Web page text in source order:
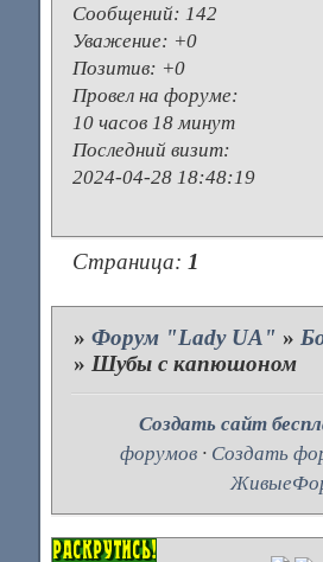
Сообщений: 142
Уважение: +0
Позитив: +0
Провел на форуме:
10 часов 18 минут
Последний визит:
2024-04-28 18:48:19
Страница: 1
»Форум "Lady UA" »
» Шубы с капюшоном
Создать сайт
форумов · Создать